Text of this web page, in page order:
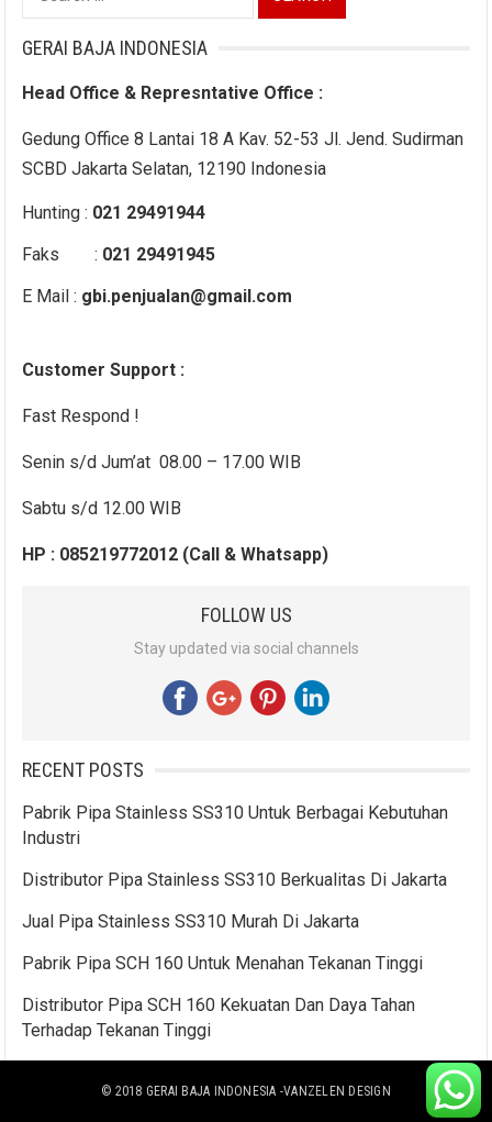
for:
GERAI BAJA INDONESIA
Head Office & Represntative Office :
Gedung Office 8 Lantai 18 A Kav. 52-53 Jl. Jend. Sudirman
SCBD Jakarta Selatan, 12190 Indonesia
Hunting : 021 29491944
Faks : 021 29491945
E Mail : gbi.penjualan@gmail.com
Customer Support :
Fast Respond !
Senin s/d Jum’at 08.00 – 17.00 WIB
Sabtu s/d 12.00 WIB
HP : 085219772012 (Call & Whatsapp)
FOLLOW US
Stay updated via social channels
RECENT POSTS
Pabrik Pipa Stainless SS310 Untuk Berbagai Kebutuhan
Industri
Distributor Pipa Stainless SS310 Berkualitas Di Jakarta
Jual Pipa Stainless SS310 Murah Di Jakarta
Pabrik Pipa SCH 160 Untuk Menahan Tekanan Tinggi
Distributor Pipa SCH 160 Kekuatan Dan Daya Tahan
Terhadap Tekanan Tinggi
© 2018 GERAI BAJA INDONESIA -VANZELEN DESIGN